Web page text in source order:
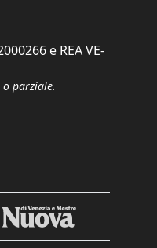
e REA VE-
parziale.